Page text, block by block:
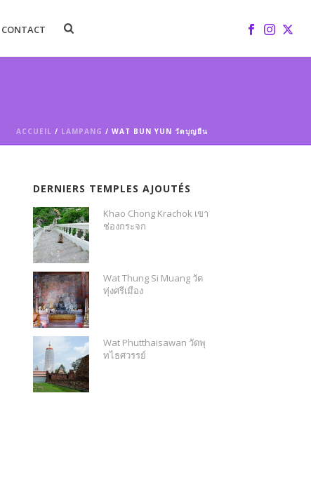
CONTACT
ACCUEIL / LAMPANG / WAT BUN YUN วัดบุญยืน
DERNIERS TEMPLES AJOUTÉS
Khao Chong Krachok เขา
ช่องกระจก
Wat Thung Si Muang วัด
ทุ่งศรีเมือง
Wat Phutthaisawan วัดพุ
ทไธศวรรย์